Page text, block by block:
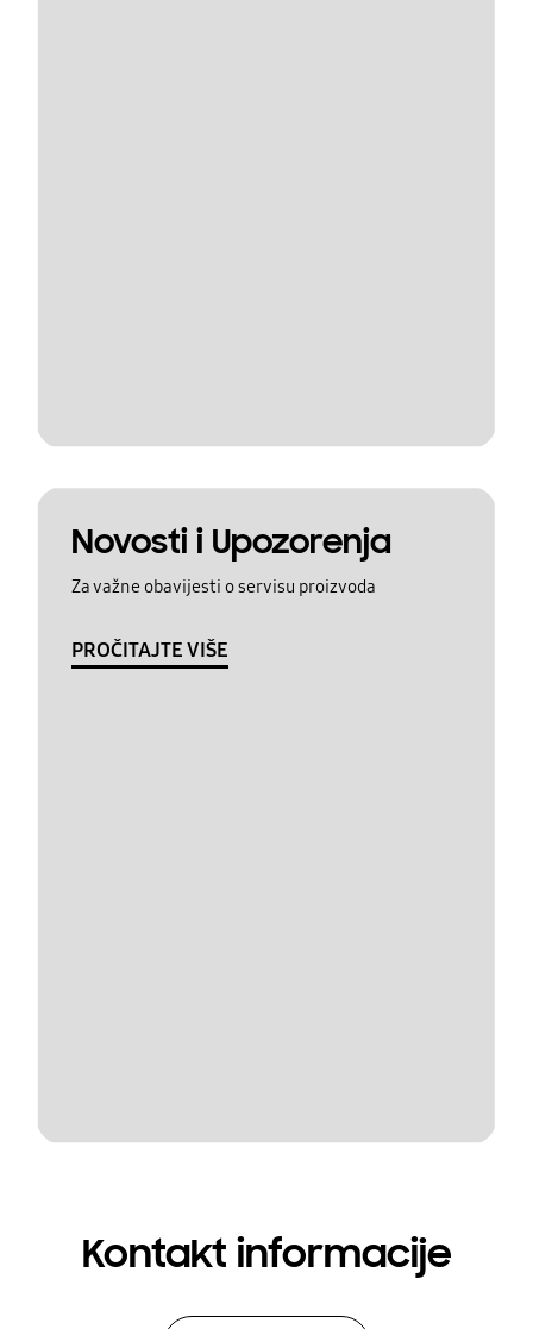
Novosti i Upozorenja
Za važne obavijesti o servisu proizvoda
PROČITAJTE VIŠE
Kontakt informacije